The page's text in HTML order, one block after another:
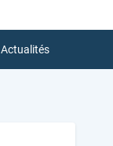
Actualités